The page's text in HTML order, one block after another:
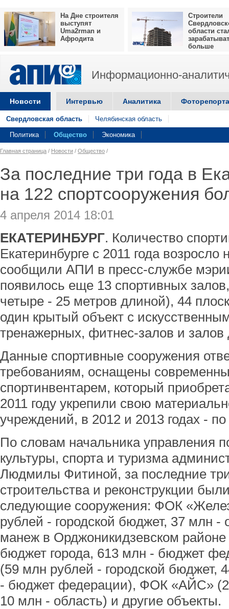
На Дне строителя
выступят
Uma2rman и
Афродита
Строители
области
больше
Информационно-
Новости Интервью Аналитика
Свердловская область Челябинская область
Политика Общество Экономика
Главная страница / Новости / Общество /
За последние три года в
на 122 спортсооружения
4 апреля 2014 18:01
ЕКАТЕРИНБУРГ. Количество
Екатеринбурге с 2011 года
сообщили АПИ в пресс-службе
появилось еще 13 спортивных
четыре - 25 метров длиной), 44
один крытый объект с
тренажерных, фитнес-залов и залов
Данные спортивные сооружения
требованиям, оснащены
спортинвентарем, который
2011 году укрепили свою
учреждений, в 2012 и 2013 годах -
По словам начальника управления
культуры, спорта и туризма
Людмилы Фитиной, за последние три
строительства и реконструкции
следующие сооружения: ФОК
рублей - городской бюджет, 37 млн
манеж в Орджоникидзевском
бюджет города, 613 млн - бюджет
(59 млн рублей - городской бюджет,
- бюджет федерации), ФОК «АЙС»
10 млн - область) и другие объекты.